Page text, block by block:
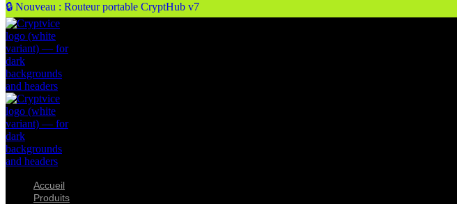
🔒 Nouveau : Routeur portable CryptHub v7
Accueil
Produits